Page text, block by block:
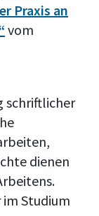
Praxis an
vom
schriftlicher
dienen
Studium